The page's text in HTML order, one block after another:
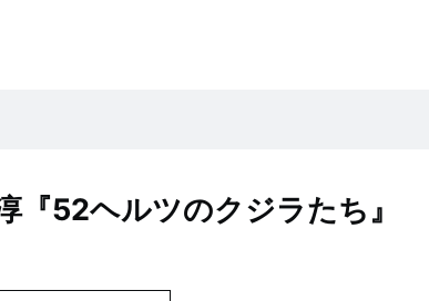
『52ヘルツのクジラたち』